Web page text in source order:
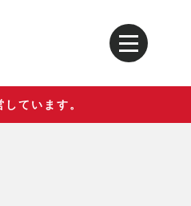
ています。